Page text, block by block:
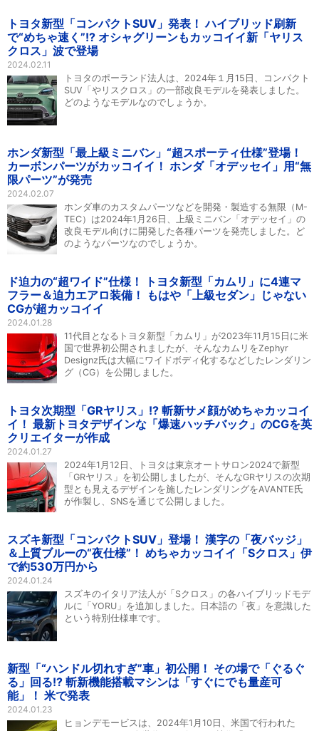
トヨタ新型「コンパクトSUV」発表！ ハイブリッド刷新
で“めちゃ速く”!? オシャグリーンもカッコイイ新「ヤリス
クロス」波で登場
2024.02.11
トヨタのポーランド法人は、2024年１月15日、コンパクト
SUV「やリスクロス」の一部改良モデルを発表しました。
どのようなモデルなのでしょうか。
ホンダ新型「最上級ミニバン」“超スポーティ仕様”登場！
カーボンパーツがカッコイイ！ ホンダ「オデッセイ」用“無
限パーツ”が発売
2024.02.07
ホンダ車のカスタムパーツなどを開発・製造する無限（M-
TEC）は2024年1月26日、上級ミニバン「オデッセイ」の
改良モデル向けに開発した各種パーツを発売しました。ど
のようなパーツなのでしょうか。
ド迫力の“超ワイド”仕様！ トヨタ新型「カムリ」に4連マ
フラー＆迫力エアロ装備！ もはや「上級セダン」じゃない
CGが超カッコイイ
2024.01.28
11代目となるトヨタ新型「カムリ」が2023年11月15日に米
国で世界初公開されましたが、そんなカムリをZephyr
Designz氏は大幅にワイドボディ化するなどしたレンダリン
グ（CG）を公開しました。
トヨタ次期型「GRヤリス」!? 斬新サメ顔がめちゃカッコイ
イ！ 最新トヨタデザインな「爆速ハッチバック」のCGを英
クリエイターが作成
2024.01.27
2024年1月12日、トヨタは東京オートサロン2024で新型
「GRヤリス」を初公開しましたが、そんなGRヤリスの次期
型とも見えるデザインを施したレンダリングをAVANTE氏
が作製し、SNSを通じて公開しました。
スズキ新型「コンパクトSUV」登場！ 漢字の「夜バッジ」
＆上質ブルーの“夜仕様”！ めちゃカッコイイ「Sクロス」伊
で約530万円から
2024.01.24
スズキのイタリア法人が「Sクロス」の各ハイブリッドモデ
ルに「YORU」を追加しました。日本語の「夜」を意識した
という特別仕様車です。
新型「“ハンドル切れすぎ”車」初公開！ その場で「ぐるぐ
る」回る!? 斬新機能搭載マシンは「すぐにでも量産可
能」！ 米で発表
2024.01.23
ヒョンデモービスは、2024年1月10日、米国で行われた